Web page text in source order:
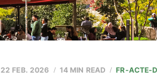
22 FEB. 2026 14 MIN READ FR-ACTE-